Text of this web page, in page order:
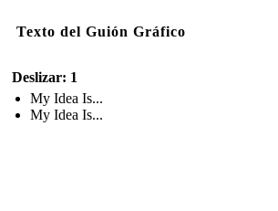
Texto del Guión Gráfico
Deslizar: 1
My Idea Is...
My Idea Is...